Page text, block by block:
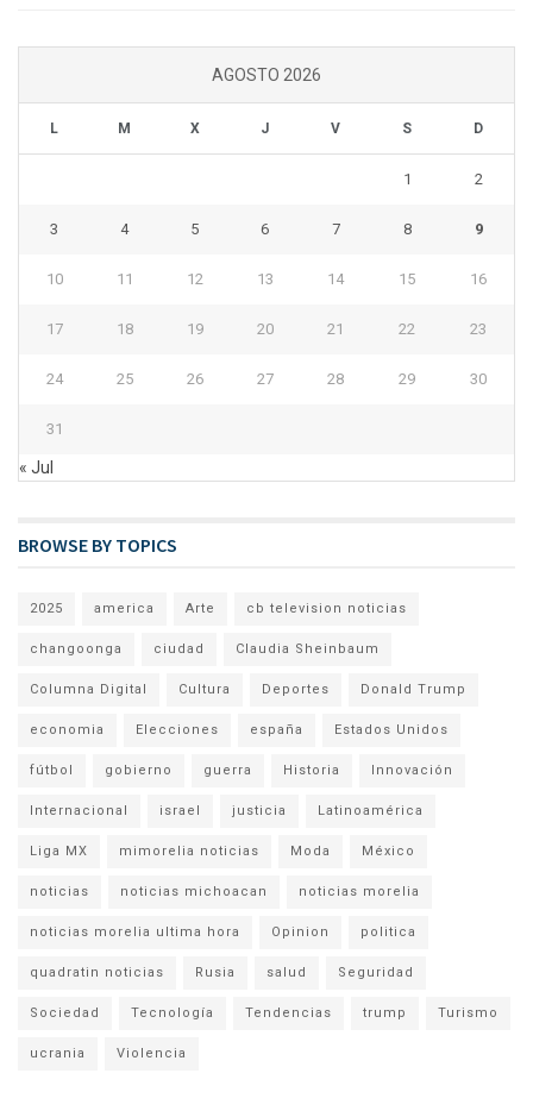
AGOSTO 2026
L M X J V S D
1 2
3 4 5 6 7 8 9
10 11 12 13 14 15 16
17 18 19 20 21 22 23
24 25 26 27 28 29 30
31
« Jul
BROWSE BY TOPICS
2025 america Arte cb television noticias
changoonga ciudad Claudia Sheinbaum
Columna Digital Cultura Deportes Donald Trump
economia Elecciones españa Estados Unidos
fútbol gobierno guerra Historia Innovación
Internacional israel justicia Latinoamérica
Liga MX mimorelia noticias Moda México
noticias noticias michoacan noticias morelia
noticias morelia ultima hora Opinion politica
quadratin noticias Rusia salud Seguridad
Sociedad Tecnología Tendencias trump Turismo
ucrania Violencia